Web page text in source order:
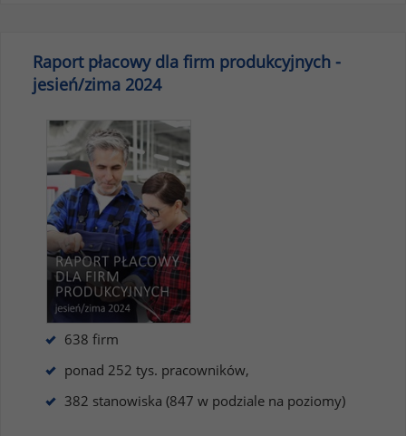
Raport płacowy dla firm produkcyjnych -
jesień/zima 2024
638 firm
ponad 252 tys. pracowników,
382 stanowiska (847 w podziale na poziomy)